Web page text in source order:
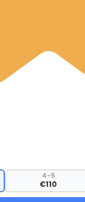
4–5
€110